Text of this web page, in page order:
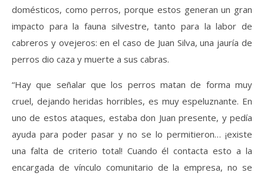
domésticos, como perros, porque estos generan un gran
impacto para la fauna silvestre, tanto para la labor de
cabreros y ovejeros: en el caso de Juan Silva, una jauría de
perros dio caza y muerte a sus cabras.
“Hay que señalar que los perros matan de forma muy
cruel, dejando heridas horribles, es muy espeluznante. En
uno de estos ataques, estaba don Juan presente, y pedía
ayuda para poder pasar y no se lo permitieron… ¡existe
una falta de criterio total! Cuando él contacta esto a la
encargada de vínculo comunitario de la empresa, no se